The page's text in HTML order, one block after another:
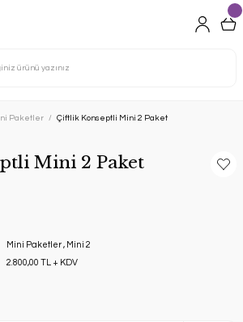
Paketler Çiftlik Konseptli Mini 2 Paket
Mini 2 Paket
Mini Paketler , Mini 2
2.800,00 TL + KDV